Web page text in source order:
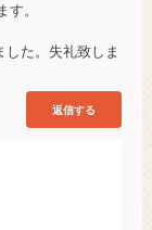
。
た。失礼致しま
返信する